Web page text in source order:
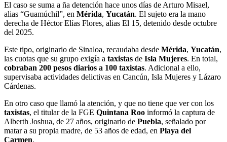
El caso se suma a ña detención hace unos días de Arturo Misael,
alias “Guamúchil”, en Mérida, Yucatán. El sujeto era la mano
derecha de Héctor Elías Flores, alias El 15, detenido desde octubre
del 2025.
Este tipo, originario de Sinaloa, recaudaba desde Mérida, Yucatán,
las cuotas que su grupo exigía a taxistas de Isla Mujeres. En total,
cobraban 200 pesos diarios a 100 taxistas. Adicional a ello,
supervisaba actividades delictivas en Cancún, Isla Mujeres y Lázaro
Cárdenas.
En otro caso que llamó la atención, y que no tiene que ver con los
taxistas, el titular de la FGE Quintana Roo informó la captura de
Alberth Joshua, de 27 años, originario de Puebla, señalado por
matar a su propia madre, de 53 años de edad, en Playa del
Carmen.